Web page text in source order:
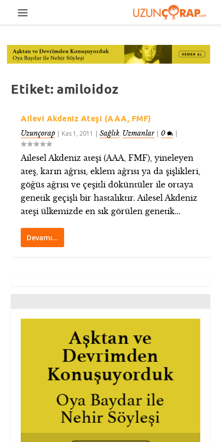
Etiket: amiloidoz
Ailevi Akdeniz Ateşi (AAA, FMF)
Uzunçorap | Kas 1, 2011 |Sağlık, Uzmanlar| 0 |
Ailesel Akdeniz ateşi (AAA, FMF), yineleyen
ateş, karın ağrısı, eklem ağrısı ya da şişlikleri,
göğüs ağrısı ve çeşitli döküntüler ile ortaya
genetik geçişli bir hastalıktır. Ailesel Akdeniz
ateşi ülkemizde en sık görülen genetik...
Devamı…